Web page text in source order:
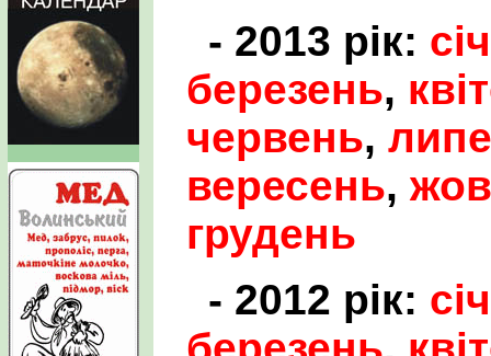
- 2013 рік:
березень,
червень,
вересень,
грудень
- 2012 рік: